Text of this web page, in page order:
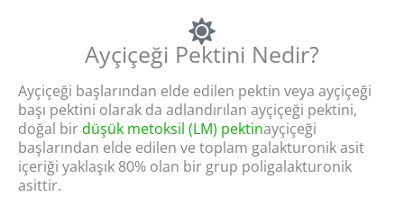
Ayçiçeği Pektini Nedir?
Ayçiçeği başlarından elde edilen pektin veya ayçiçeği
başı pektini olarak da adlandırılan ayçiçeği pektini,
doğal birdüşük metoksil (LM) pektinayçiçeği
başlarından elde edilen ve toplam galakturonik asit
içeriği yaklaşık 80% olan bir grup poligalakturonik
asittir.